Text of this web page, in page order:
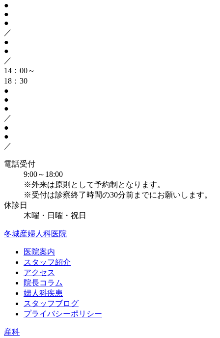
●
●
●
／
●
●
／
14：00～
18：30
●
●
●
／
●
●
／
電話受付
9:00～18:00
※外来は原則として予約制となります。
※受付は診察終了時間の30分前までにお願いします。
休診日
木曜・日曜・祝日
冬城産婦人科医院
医院案内
スタッフ紹介
アクセス
院長コラム
婦人科疾患
スタッフブログ
プライバシーポリシー
産科